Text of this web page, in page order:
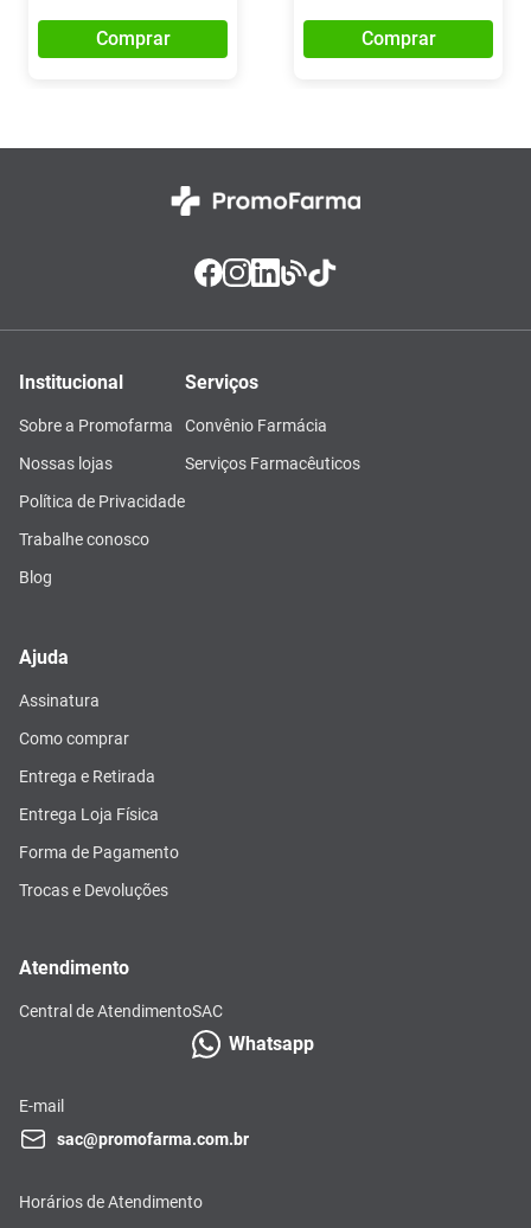
Comprar Comprar
Institucional
Sobre a Promofarma
Nossas lojas
Política de Privacidade
Trabalhe conosco
Blog
Serviços
Convênio Farmácia
Serviços Farmacêuticos
Ajuda
Assinatura
Como comprar
Entrega e Retirada
Entrega Loja Física
Forma de Pagamento
Trocas e Devoluções
Atendimento
Central de AtendimentoSAC
Whatsapp
E-mail
sac@promofarma.com.br
Horários de Atendimento